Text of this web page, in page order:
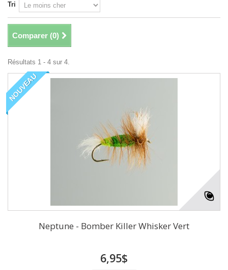
Tri
Comparer (0)
Résultats 1 - 4 sur 4.
NOUVEAU
Neptune - Bomber Killer Whisker Vert
6,95$